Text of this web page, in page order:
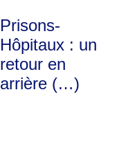
Prisons-
Hôpitaux : un
retour en
arrière (…)